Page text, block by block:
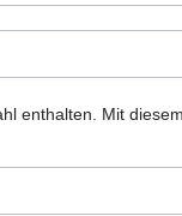
enthalten. Mit